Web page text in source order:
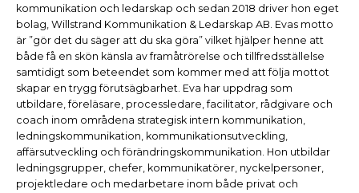
kommunikation och ledarskap och sedan 2018 driver hon eget
bolag, Willstrand Kommunikation & Ledarskap AB. Evas motto
är ”gör det du säger att du ska göra” vilket hjälper henne att
både få en skön känsla av framåtrörelse och tillfredsställelse
samtidigt som beteendet som kommer med att följa mottot
skapar en trygg förutsägbarhet. Eva har uppdrag som
utbildare, föreläsare, processledare, facilitator, rådgivare och
coach inom områdena strategisk intern kommunikation,
ledningskommunikation, kommunikationsutveckling,
affärsutveckling och förändringskommunikation. Hon utbildar
ledningsgrupper, chefer, kommunikatörer, nyckelpersoner,
projektledare och medarbetare inom både privat och